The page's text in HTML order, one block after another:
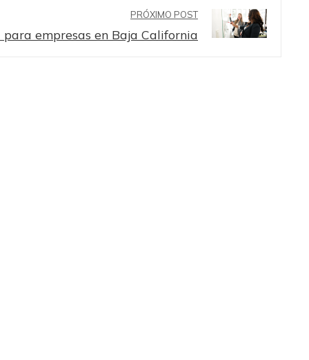
PRÓXIMO POST
empresas en Baja California